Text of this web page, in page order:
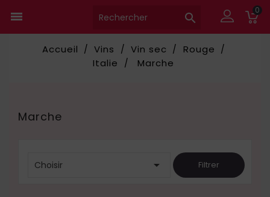
 
0
Accueil Vins Vin sec
Rouge
Italie
Marche
Marche
Choisir  Filtrer